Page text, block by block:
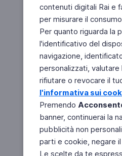
contenuti digitali Rai e
per misurare il
Per quanto riguarda la
l'identificativo del
navigazione,
personalizzati,
rifiutare o revocare il
l'informativa sui
Premendo
banner, continuerai la
pubblicità non
parti e cookie, negare
Le scelte da te